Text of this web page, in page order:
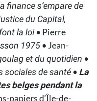
finance s’empare de
du Capital,
la loi• Pierre
1975 • Jean-
et du quotidien •
sociales de santé • La
belges pendant la
papiers d’Île-de-